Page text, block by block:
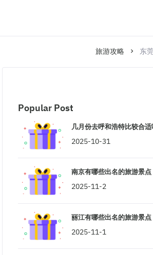
旅游攻略 东
Popular Post
几月份去呼和浩特比较合适
2025-10-31
南京有哪些出名的旅游景点
2025-11-2
丽江有哪些出名的旅游景点
2025-11-1